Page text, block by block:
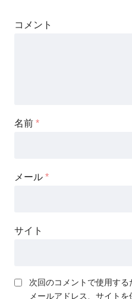
コメント
名前 *
メール *
サイト
次回のコメントで使用する
メールアドレス、サイトを